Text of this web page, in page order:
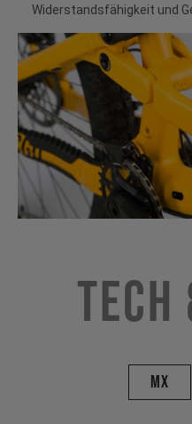
Widerstandsfähigkeit und
Tech
MX